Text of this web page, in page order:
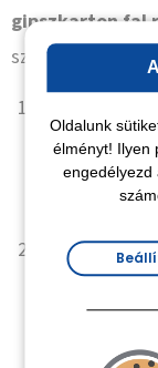
gipszkarton fal
szempontokat
egyszerű
megoldás,
Helyigény:
szigetelés,
A befúvásos
Oldalunk
élményt! Ilyen
engedélyezd